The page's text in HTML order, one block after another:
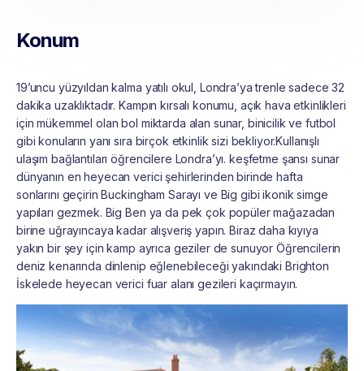
Konum
19’uncu yüzyıldan kalma yatılı okul, Londra’ya trenle sadece 32
dakika uzaklıktadır. Kampın kırsalı konumu, açık hava etkinlikleri
için mükemmel olan bol miktarda alan sunar, binicilik ve futbol
gibi konuların yanı sıra birçok etkinlik sizi bekliyor.Kullanışlı
ulaşım bağlantıları öğrencilere Londra’yı. keşfetme şansı sunar
dünyanın en heyecan verici şehirlerinden birinde hafta
sonlarını geçirin Buckingham Sarayı ve Big gibi ikonik simge
yapıları gezmek. Big Ben ya da pek çok popüler mağazadan
birine uğrayıncaya kadar alışveriş yapın. Biraz daha kıyıya
yakın bir şey için kamp ayrıca geziler de sunuyor Öğrencilerin
deniz kenarında dinlenip eğlenebileceği yakındaki Brighton
İskelede heyecan verici fuar alanı gezileri kaçırmayın.